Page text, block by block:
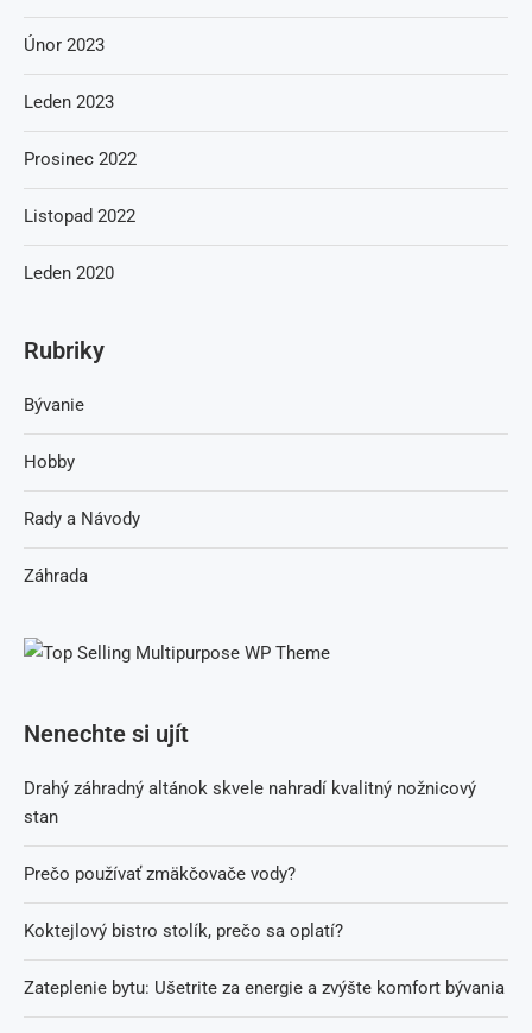
Nenechte si ujít
Drahý záhradný altánok skvele nahradí kvalitný nožnicový
stan
Prečo používať zmäkčovače vody?
Koktejlový bistro stolík, prečo sa oplatí?
Zateplenie bytu: Ušetrite za energie a zvýšte komfort bývania
Únor 2023
Leden 2023
Prosinec 2022
Listopad 2022
Leden 2020
Rubriky
Bývanie
Hobby
Rady a Návody
Záhrada